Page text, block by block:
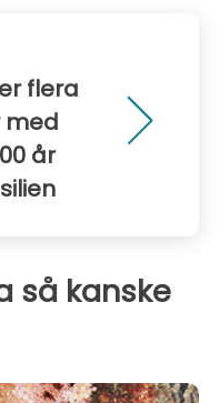
flera
med
år
så kanske